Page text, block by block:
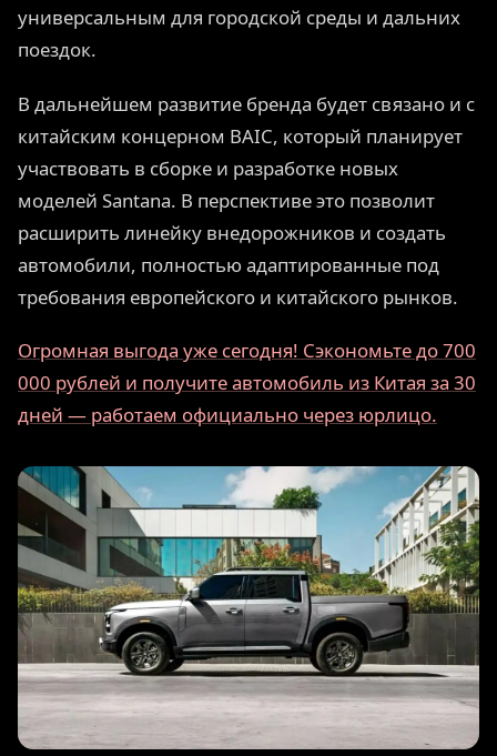
универсальным для городской среды и дальних
поездок.
В дальнейшем развитие бренда будет связано и с
китайским концерном BAIC, который планирует
участвовать в сборке и разработке новых
моделей Santana. В перспективе это позволит
расширить линейку внедорожников и создать
автомобили, полностью адаптированные под
требования европейского и китайского рынков.
Огромная выгода уже сегодня! Сэкономьте до 700
000 рублей и получите автомобиль из Китая за 30
дней — работаем официально через юрлицо.